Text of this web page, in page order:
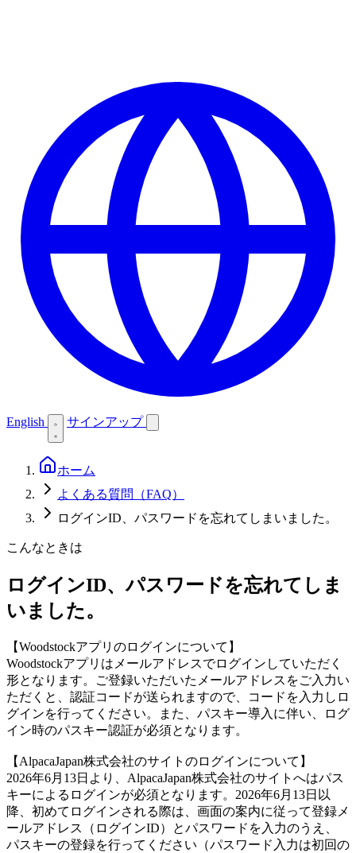
English サインアップ
ホーム
よくある質問（FAQ）
ログインID、パスワードを忘れてしまいました。
こんなときは
ログインID、パスワードを忘れてしま
いました。
【Woodstockアプリのログインについて】
Woodstockアプリはメールアドレスでログインしていただく
形となります。ご登録いただいたメールアドレスをご入力い
ただくと、認証コードが送られますので、コードを入力しロ
グインを行ってください。また、パスキー導入に伴い、ログ
イン時のパスキー認証が必須となります。
【AlpacaJapan株式会社のサイトのログインについて】
2026年6月13日より、AlpacaJapan株式会社のサイトへはパス
キーによるログインが必須となります。2026年6月13日以
降、初めてログインされる際は、画面の案内に従って登録メ
ールアドレス（ログインID）とパスワードを入力のうえ、
パスキーの登録を行ってください（パスワード入力は初回の